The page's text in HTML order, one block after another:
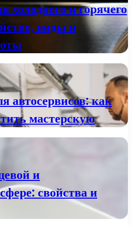
холодного и горячего
виды и
автосервисов: как
мастерскую
и
свойства и